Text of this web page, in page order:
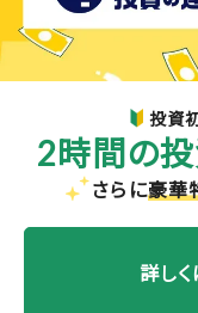
投資
2時間の
さらに豪華
詳し
- お知
ホーム>お知らせ・メディア
ンシャルスクール(GFS)>は、